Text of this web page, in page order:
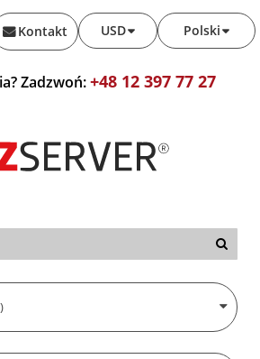
Polski
USD
Kontakt
Zadzwoń:+48 12 397 77 27